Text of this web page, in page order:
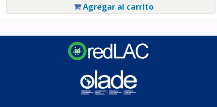
Agregar al carrito